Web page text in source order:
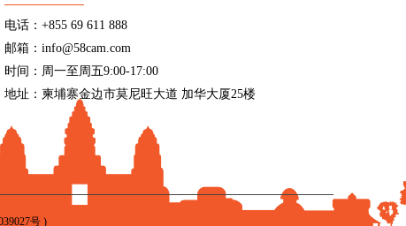
电话：+855 69 611 888
邮箱：info@58cam.com
时间：周一至周五9:00-17:00
地址：柬埔寨金边市莫尼旺大道 加华大厦25楼
号)